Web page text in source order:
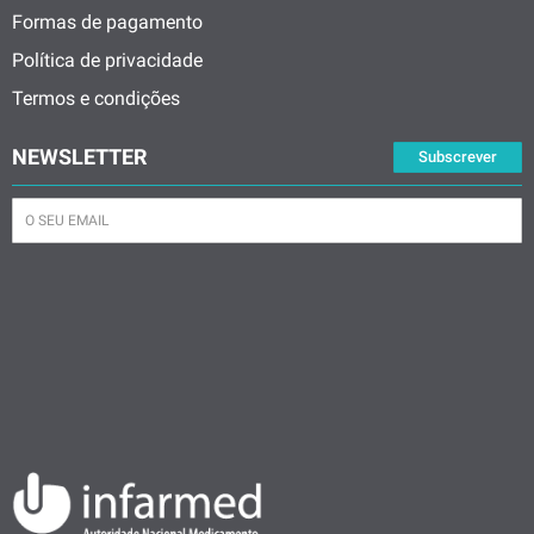
Formas de pagamento
Política de privacidade
Termos e condições
Subscrever
NEWSLETTER